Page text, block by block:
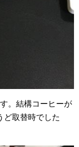
。結構コーヒーが
ど取替時でした